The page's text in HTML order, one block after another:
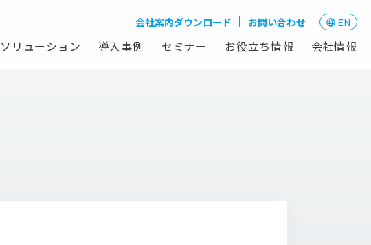
会社案内ダウンロード お問い合わせ EN
ソリューション 導入事例 セミナー お役立ち情報 会社情報